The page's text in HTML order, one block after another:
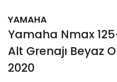
YAMAHA
Yamaha Nmax
Alt Grenajı Beyaz
2020